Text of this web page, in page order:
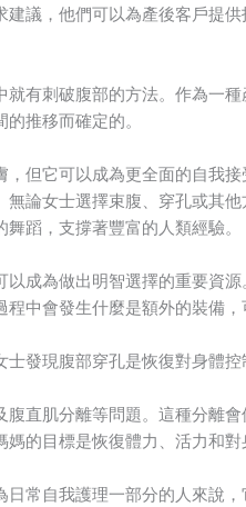
議，他們可以為產後客戶提
有刺破腹部的方法。作為一
推移而確定的。
但它可以成為更全面的自我
論女士選擇束腹、穿孔或其
蹈，支撐著豐富的人類經驗。
成為做出明智選擇的重要資
中會發生什麼是額外的裝備，
發現腹部穿孔是恢復對身體控
直肌分離等問題。這種分離
的目標是恢復體力、活力和對
常自我護理一部分的人來說